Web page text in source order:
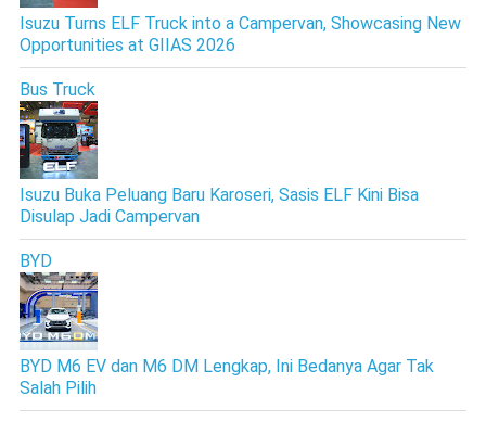
Isuzu Turns ELF Truck into a Campervan, Showcasing New
Opportunities at GIIAS 2026
Bus Truck
Isuzu Buka Peluang Baru Karoseri, Sasis ELF Kini Bisa
Disulap Jadi Campervan
BYD
BYD M6 EV dan M6 DM Lengkap, Ini Bedanya Agar Tak
Salah Pilih